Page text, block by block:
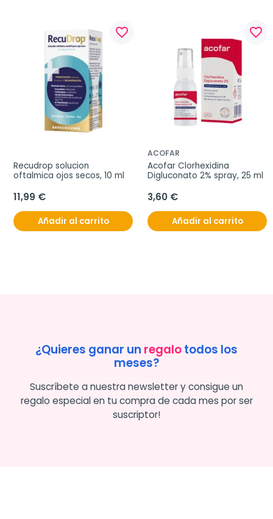
favorite_border
Recudrop solucion
oftalmica ojos secos, 10 ml
11,99 €
Añadir al carrito
favorite_border
ACOFAR
Acofar Clorhexidina
Digluconato 2% spray, 25 ml
3,60 €
Añadir al carrito
¿Quieres ganar un regalotodos los
meses?
Suscríbete a nuestra newsletter y consigue un
regalo especial en tu compra de cada mes por ser
suscriptor!